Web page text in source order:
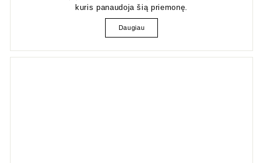
kuris panaudoja šią priemonę.
Daugiau